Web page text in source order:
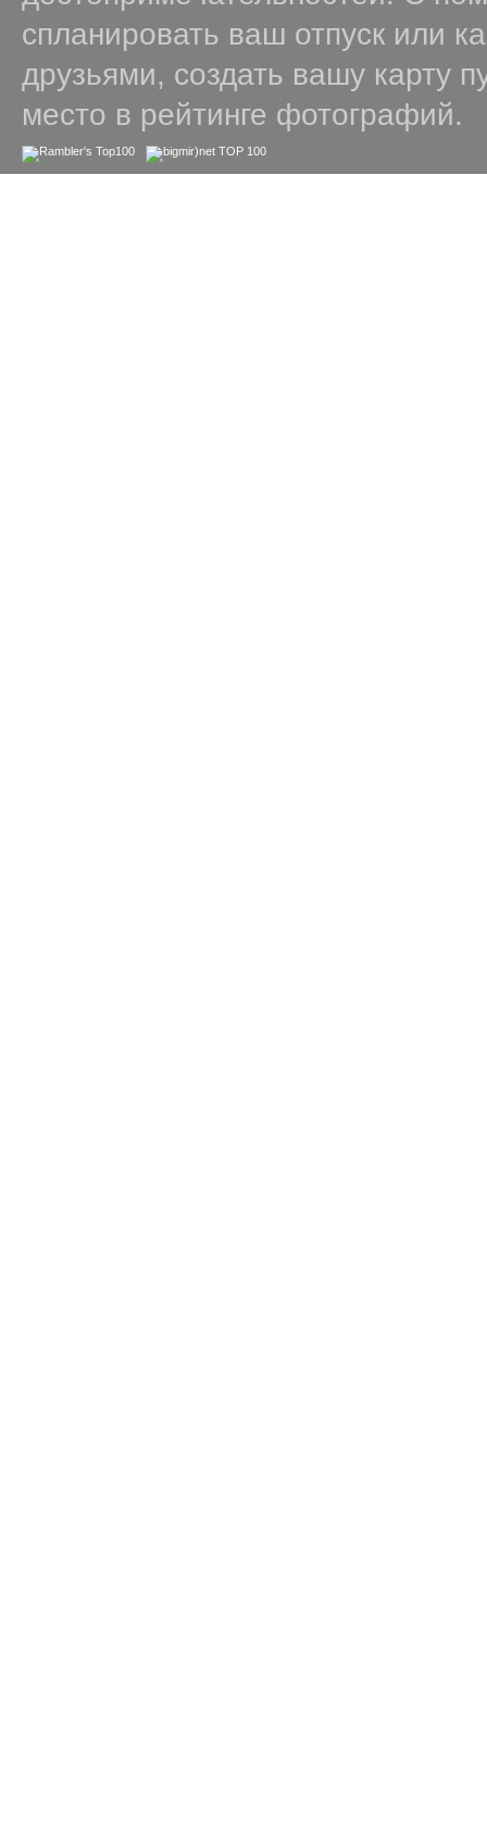
спланировать ваш отпуск или
друзьями, создать вашу карту
место в рейтинге фотографий.